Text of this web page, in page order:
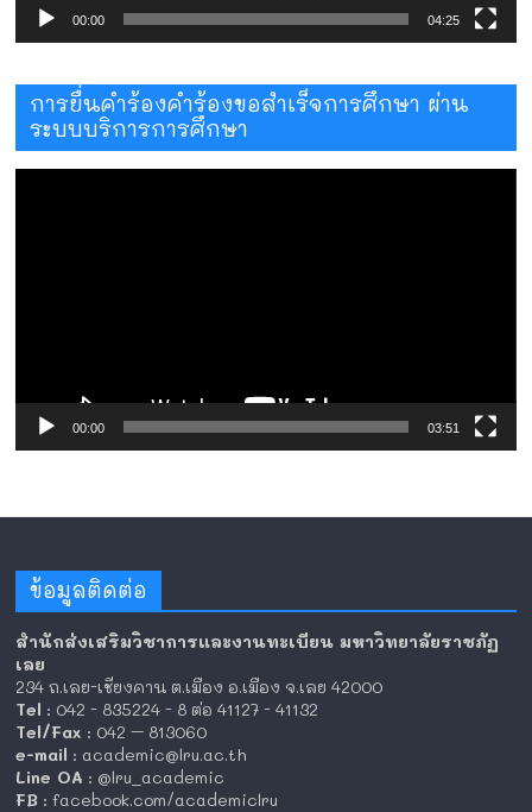
00:00 04:25
การยื่นคำร้องคำร้องขอสำเร็จการศึกษา ผ่าน
ระบบบริการการศึกษา
00:00 03:51
ข้อมูลติดต่อ
สำนักส่งเสริมวิชาการและงานทะเบียน มหาวิทยาลัยราชภัฏ
เลย
234 ถ.เลย-เชียงคาน ต.เมือง อ.เมือง จ.เลย 42000
Tel : 042 - 835224 - 8 ต่อ 41127 - 41132
Tel/Fax : 042 – 813060
e-mail : academic@lru.ac.th
Line OA : @lru_academic
FB : facebook.com/academiclru